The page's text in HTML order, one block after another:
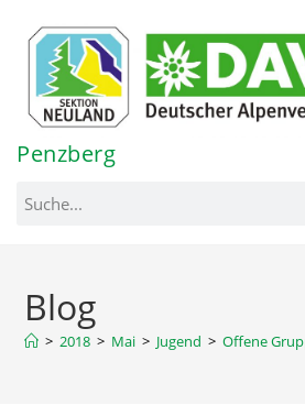
springen
Penzberg
Blog
> 2018 > Mai > Jugend > Offene